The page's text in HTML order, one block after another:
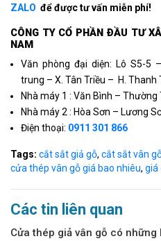
ZALO để được tư vấn miễn phí!
CÔNG TY CỔ PHẦN ÐẦU TƯ
NAM
Văn phòng đại diện: Lô S5-5
trung – X. Tân Triều – H. Thanh
Nhà máy 1 : Văn Bình – Thường
Nhà máy 2 : Hòa Sơn – Lương
Điện thoại: 0911 301 866
Tags: cắt sắt giả gỗ, cắt sắt vân
cửa thép vân gỗ giá bao nhiêu, giá
Các tin liên quan
Cửa thép giả vân gỗ có